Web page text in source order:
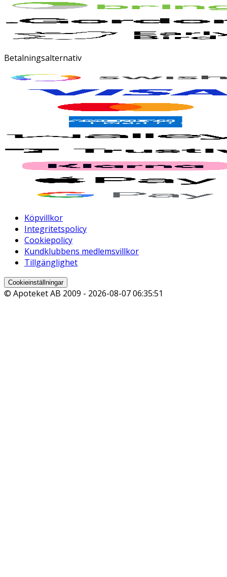
Betalningsalternativ
Köpvillkor
Integritetspolicy
Cookiepolicy
Kundklubbens medlemsvillkor
Tillgänglighet
Cookieinställningar
© Apoteket AB 2009 - 2026-08-07 06:35:51